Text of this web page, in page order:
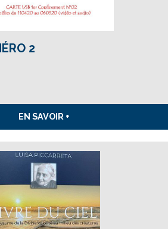
2
EN SAVOIR +